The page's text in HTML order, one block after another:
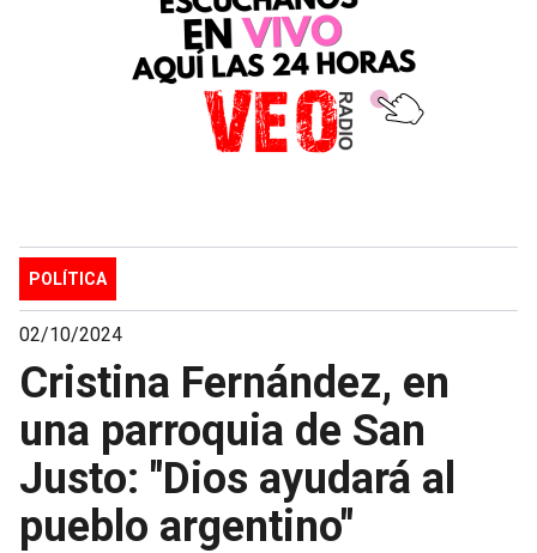
POLÍTICA
02/10/2024
Cristina Fernández, en
una parroquia de San
Justo: "Dios ayudará al
pueblo argentino"